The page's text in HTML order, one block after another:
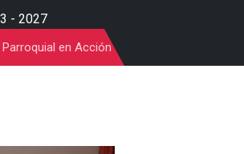
- 2027
Parroquial en Acción